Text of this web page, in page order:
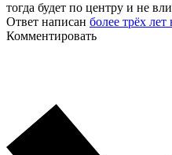
тогда будет по центру и не
Ответ написан более трёх лет
Комментировать